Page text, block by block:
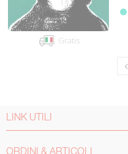
Gratis
LINK UTILI
ORDINI & ARTICOLI